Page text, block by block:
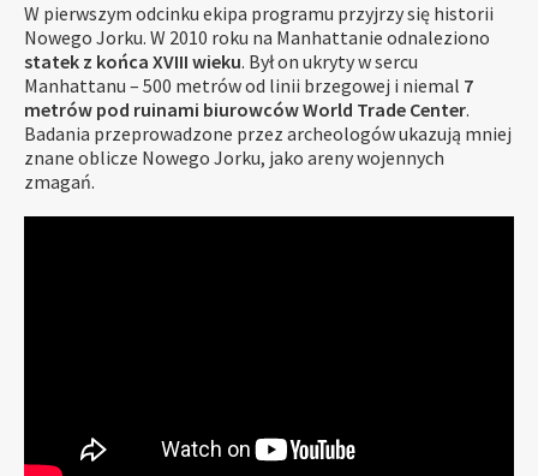
W pierwszym odcinku ekipa programu przyjrzy się historii
Nowego Jorku. W 2010 roku na Manhattanie odnaleziono
statek z końca XVIII wieku. Był on ukryty w sercu
Manhattanu – 500 metrów od linii brzegowej i niemal 7
metrów pod ruinami biurowców World Trade Center.
Badania przeprowadzone przez archeologów ukazują mniej
znane oblicze Nowego Jorku, jako areny wojennych
zmagań.